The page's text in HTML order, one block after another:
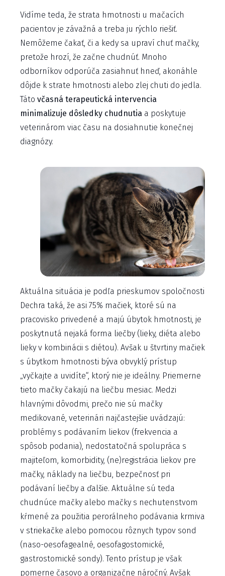
Vidíme teda, že strata hmotnosti u mačacích
pacientov je závažná a treba ju rýchlo riešiť.
Nemôžeme čakať, či a kedy sa upraví chuť mačky,
pretože hrozí, že začne chudnúť. Mnoho
odborníkov odporúča zasiahnuť hneď, akonáhle
dôjde k strate hmotnosti alebo zlej chuti do jedla.
Táto včasná terapeutická intervencia
minimalizuje dôsledky chudnutia a poskytuje
veterinárom viac času na dosiahnutie konečnej
diagnózy.
Aktuálna situácia je podľa prieskumov spoločnosti
Dechra taká, že asi 75% mačiek, ktoré sú na
pracovisko privedené a majú úbytok hmotnosti, je
poskytnutá nejaká forma liečby (lieky, diéta alebo
lieky v kombinácii s diétou). Avšak u štvrtiny mačiek
s úbytkom hmotnosti býva obvyklý prístup
„vyčkajte a uvidíte“, ktorý nie je ideálny. Priemerne
tieto mačky čakajú na liečbu mesiac. Medzi
hlavnými dôvodmi, prečo nie sú mačky
medikované, veterinári najčastejšie uvádzajú:
problémy s podávaním liekov (frekvencia a
spôsob podania), nedostatočná spolupráca s
majiteľom, komorbidity, (ne)registrácia liekov pre
mačky, náklady na liečbu, bezpečnosť pri
podávaní liečby a ďalšie. Aktuálne sú teda
chudnúce mačky alebo mačky s nechutenstvom
kŕmené za použitia perorálneho podávania krmiva
v striekačke alebo pomocou rôznych typov sond
(naso-oesofagealné, oesofagostomické,
gastrostomické sondy). Tento prístup je však
pomerne časovo a organizačne náročný. Avšak